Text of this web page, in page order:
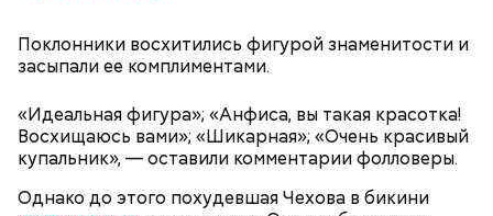
Поклонники восхитились фигурой знаменитости и
засыпали ее комплиментами.
«Идеальная фигура»; «Анфиса, вы такая красотка!
Восхищаюсь вами»; «Шикарная»; «Очень красивый
купальник», — оставили комментарии фолловеры.
Однако до этого похудевшая Чехова в бикини